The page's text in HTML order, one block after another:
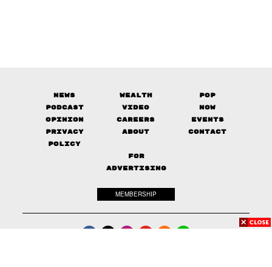
News Wealth
Pop
Podcast
Video
Now
Opinion
Careers
Events
Privacy
Policy
About Contact
FOR
ADVERTISING
MEMBERSHIP